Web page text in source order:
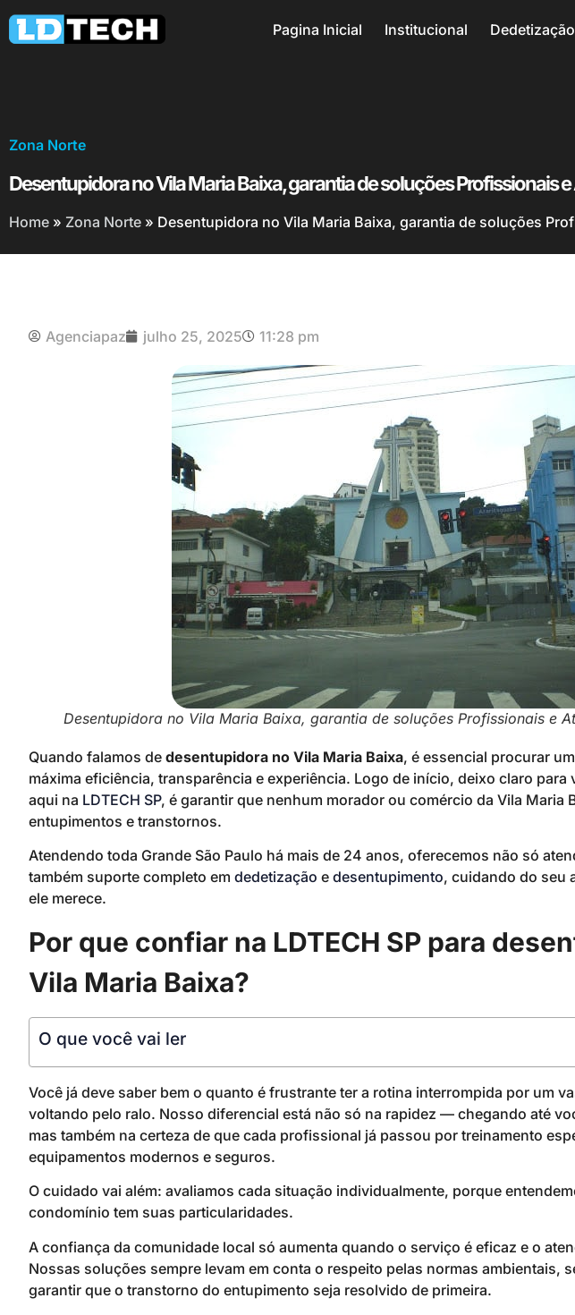
Pagina Inicial Institucional Dedetização
Zona Norte
Desentupidora no Vila Maria Baixa, garantia de soluções Profissionais
Home » Zona Norte » Desentupidora no Vila Maria Baixa, garantia de soluções
Agenciapaz julho 25, 2025 11:28 pm
Desentupidora no Vila Maria Baixa, garantia de soluções Profissionais e
Quando falamos de desentupidora no Vila Maria Baixa, é essencial procurar
máxima eficiência, transparência e experiência. Logo de início, deixo claro
aqui na LDTECH SP, é garantir que nenhum morador ou comércio da Vila Maria
entupimentos e transtornos.
Atendendo toda Grande São Paulo há mais de 24 anos, oferecemos não só
também suporte completo em dedetização e desentupimento, cuidando do seu
ele merece.
Por que confiar na LDTECH SP para
Vila Maria Baixa?
O que você vai ler
Você já deve saber bem o quanto é frustrante ter a rotina interrompida por um
voltando pelo ralo. Nosso diferencial está não só na rapidez — chegando até
mas também na certeza de que cada profissional já passou por treinamento
equipamentos modernos e seguros.
O cuidado vai além: avaliamos cada situação individualmente, porque
condomínio tem suas particularidades.
A confiança da comunidade local só aumenta quando o serviço é eficaz e o
Nossas soluções sempre levam em conta o respeito pelas normas ambientais,
garantir que o transtorno do entupimento seja resolvido de primeira.